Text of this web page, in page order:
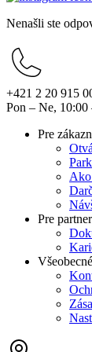
Nenašli ste
+421 2 20 915
Pon – Ne, 10:00
Pre
Ako
Pre